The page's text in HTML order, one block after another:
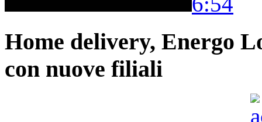
Home delivery, Energo
con nuove filiali